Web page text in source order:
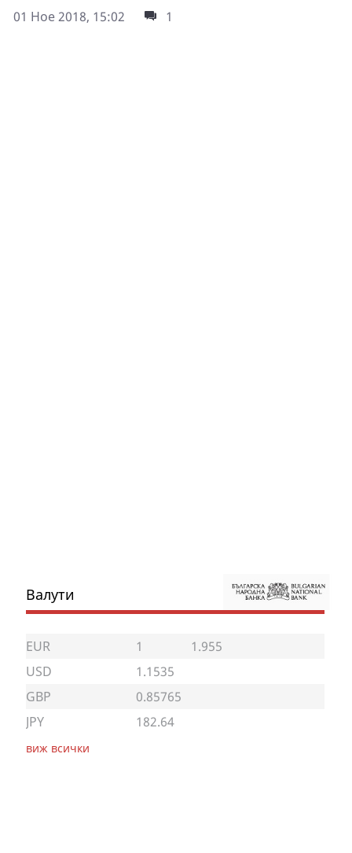
01 Ное 2018, 15:02 1
Валути
EUR 1
1.955
USD
1.1535
GBP
0.85765
JPY
182.64
виж всички